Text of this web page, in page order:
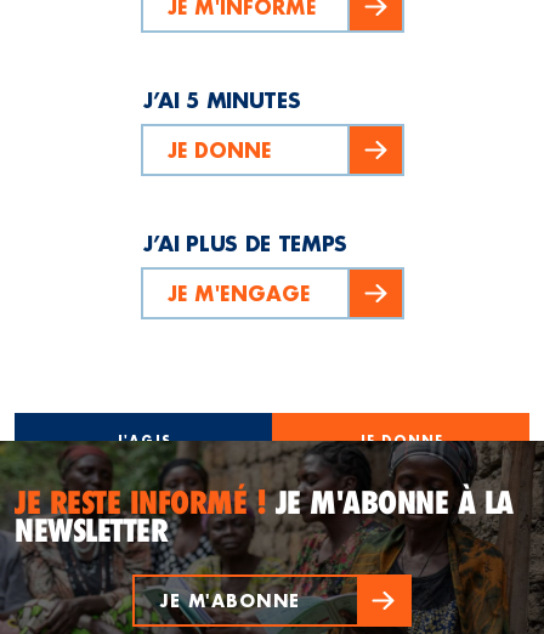
J'AGIS JE DONNE
JE M'INFORME
J’AI 5 MINUTES
JE DONNE
J’AI PLUS DE TEMPS
JE M'ENGAGE
JE RESTE INFORMÉ !JE M'ABONNE À LA
NEWSLETTER
JE M'ABONNE